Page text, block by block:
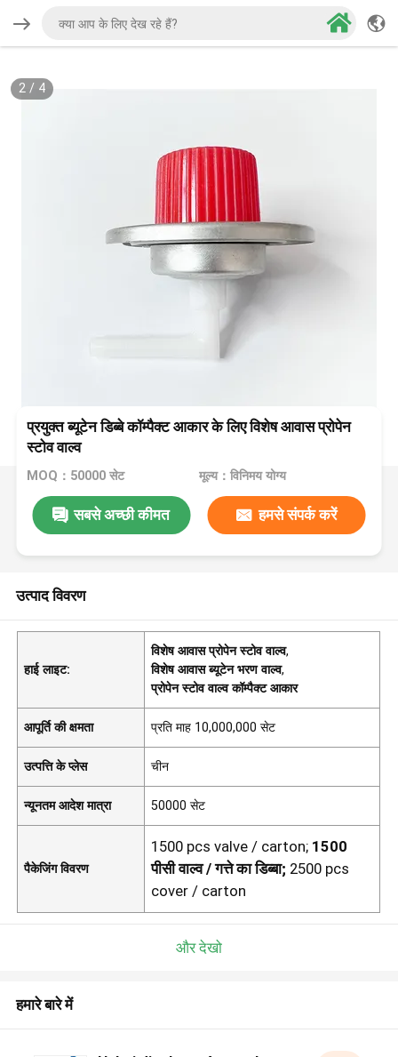
2/ 4
प्रयुक्त ब्यूटेन डिब्बे कॉम्पैक्ट आकार के लिए विशेष आवास प्रोपेन
स्टोव वाल्व
MOQ：50000 सेट मूल्य：विनिमय योग्य
सबसे अच्छी कीमत हमसे संपर्क करें
उत्पाद विवरण
हाई लाइट:
विशेष आवास प्रोपेन स्टोव वाल्व,
विशेष आवास ब्यूटेन भरण वाल्व,
प्रोपेन स्टोव वाल्व कॉम्पैक्ट आकार
आपूर्ति की क्षमता प्रति माह 10,000,000 सेट
उत्पत्ति के प्लेस चीन
न्यूनतम आदेश मात्रा 50000 सेट
पैकेजिंग विवरण
1500 pcs valve / carton; 1500
पीसी वाल्व / गत्ते का डिब्बा; 2500 pcs
cover / carton
और देखो
हमारे बारे में